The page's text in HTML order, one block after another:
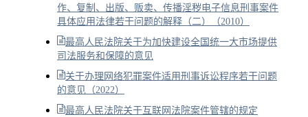
作、复制、出版、贩卖、传播淫秽电子信息刑事案件
具体应用法律若干问题的解释（二）（2010）
最高人民法院关于为加快建设全国统一大市场提供
司法服务和保障的意见
关于办理网络犯罪案件适用刑事诉讼程序若干问题
的意见（2022）
最高人民法院关于互联网法院案件管辖的规定